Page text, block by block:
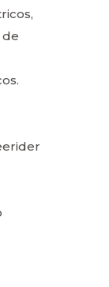
de